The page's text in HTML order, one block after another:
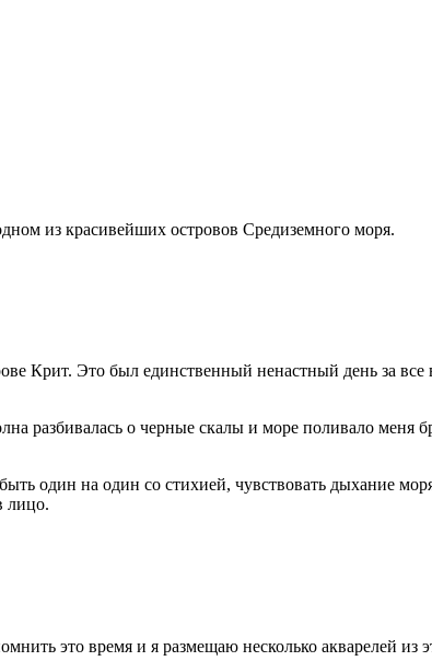
из красивейших островов Средиземного моря.
Крит. Это был единственный ненастный день за все
разбивалась о черные скалы и море поливало меня
один на один со стихией, чувствовать дыхание
лицо.
это время и я размещаю несколько акварелей из